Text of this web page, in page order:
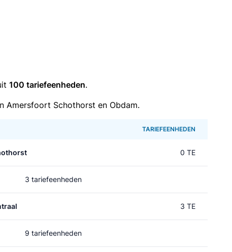
100 tariefeenheden.
Amersfoort Schothorst en Obdam.
TARIEFEENHEDEN
0 TE
3 tariefeenheden
3 TE
9 tariefeenheden